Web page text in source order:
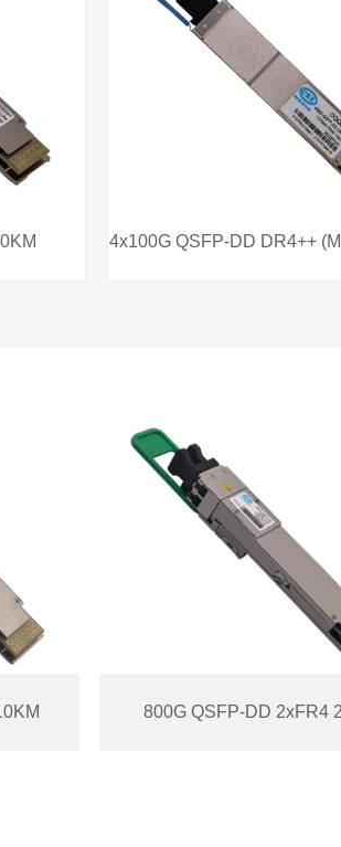
南国际通讯展
QSFP-DD DR4++ (MPO) 10KM
800G QSFP-DD 2xFR4